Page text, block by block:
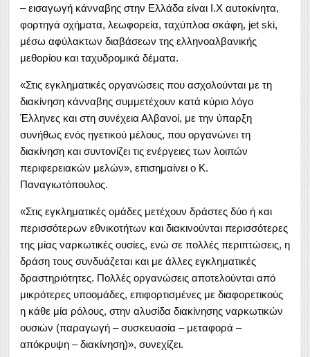
– εισαγωγή κάνναβης στην Ελλάδα είναι Ι.Χ αυτοκίνητα,
φορτηγά οχήματα, λεωφορεία, ταχύπλοα σκάφη, jet ski,
μέσω αφύλακτων διαβάσεων της ελληνοαλβανικής
μεθορίου και ταχυδρομικά δέματα.
«Στις εγκληματικές οργανώσεις που ασχολούνται με τη
διακίνηση κάνναβης συμμετέχουν κατά κύριο λόγο
Έλληνες και στη συνέχεια Αλβανοί, με την ύπαρξη
συνήθως ενός ηγετικού μέλους, που οργανώνει τη
διακίνηση και συντονίζει τις ενέργειες των λοιπών
περιφερειακών μελών», επισημαίνει ο Κ.
Παναγιωτόπουλος.
«Στις εγκληματικές ομάδες μετέχουν δράστες δύο ή και
περισσότερων εθνικοτήτων και διακινούνται περισσότερες
της μίας ναρκωτικές ουσίες, ενώ σε πολλές περιπτώσεις, η
δράση τους συνδυάζεται και με άλλες εγκληματικές
δραστηριότητες. Πολλές οργανώσεις αποτελούνται από
μικρότερες υποομάδες, επιφορτισμένες με διαφορετικούς
η κάθε μία ρόλους, στην αλυσίδα διακίνησης ναρκωτικών
ουσιών (παραγωγή – συσκευασία – μεταφορά –
απόκρυψη – διακίνηση)», συνεχίζει.